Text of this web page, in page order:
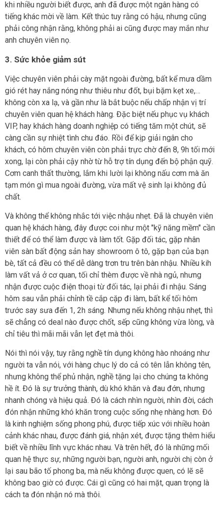
khi nhiều người biết được, anh đã được một ngân hàng có
tiếng khác mời về làm. Kết thúc tuy rằng có hậu, nhưng cũng
phải công nhận rằng, không phải ai cũng được may mắn như
anh chuyên viên nọ.
3. Sức khỏe giảm sút
Việc chuyên viên phải cày mặt ngoài đường, bất kể mưa dầm
gió rét hay nắng nóng như thiêu như đốt, bụi bặm kẹt xe,…
không còn xa lạ, và gần như là bắt buộc nếu chấp nhận vị trí
chuyên viên quan hệ khách hàng. Đặc biệt nếu phục vụ khách
VIP, hay khách hàng doanh nghiệp có tiếng tăm một chút, sẽ
càng cần sự nhiệt tình chu đáo. Rồi để kịp giải ngân cho
khách, có hôm chuyên viên còn phải trực chờ đến 8, 9h tối mới
xong, lại còn phải cậy nhờ từ hỗ trợ tín dụng đến bộ phận quỹ.
Cơm canh thất thường, lắm khi lười lại không nấu cơm mà ăn
tạm món gì mua ngoài đường, vừa mất vệ sinh lại không đủ
chất.
Và không thể không nhắc tới việc nhậu nhẹt. Đã là chuyên viên
quan hệ khách hàng, đây được coi như một "kỹ năng mềm" cần
thiết để có thể làm được và làm tốt. Gặp đối tác, gặp nhân
viên sàn bất động sản hay showroom ô tô, gặp bạn của bạn
bè, tất cả đều có thể dễ dàng trơn tru trên bàn nhậu. Nhiều kih
làm vất vả ở cơ quan, tối chỉ thèm được về nhà ngủ, nhưng
nhận được cuộc điện thoại từ đối tác, lại phải đi nhậu. Sáng
hôm sau vẫn phải chỉnh tề cắp cặp đi làm, bất kể tối hôm
trước say sưa đến 1, 2h sáng. Nhưng nếu không nhậu nhẹt, thì
sẽ chẳng có deal nào được chốt, sếp cũng không vừa lòng, và
chỉ tiêu thì mãi mãi vẫn lẹt đẹt mà thôi.
Nói thì nói vậy, tuy rằng nghề tín dụng không hào nhoáng như
người ta vẫn nói, với hàng chục lý do cả có tên lẫn không tên,
nhưng không thể phủ nhận, nghề tặng lại cho chúng ta không
hề ít. Đó là sự trưởng thành, dù khó khăn và đau đớn, nhưng
nhanh chóng và hiệu quả. Đó là cách nhìn người, nhìn đời, cách
đón nhận những khó khăn trong cuộc sống nhẹ nhàng hơn. Đó
là kinh nghiệm sống phong phú, được tiếp xúc với nhiều hoàn
cảnh khác nhau, được đánh giá, nhận xét, được tặng thêm hiểu
biết về nhiều lĩnh vực khác nhau. Và trên hết, đó là những mối
quan hệ thực sự, những người bạn, người anh, người chị còn ở
lại sau bão tố phong ba, mà nếu không được quen, có lẽ sẽ
không bao giờ có được. Cái gì cũng có hai mặt, quan trọng là
cách ta đón nhận nó mà thôi.